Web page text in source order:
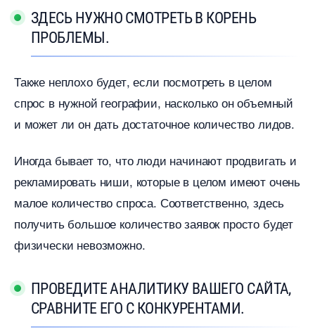
ЗДЕСЬ НУЖНО СМОТРЕТЬ В КОРЕНЬ
ПРОБЛЕМЫ.
Также неплохо будет, если посмотреть в целом
спрос в нужной географии, насколько он объемный
и может ли он дать достаточное количество лидов.
Иногда бывает то, что люди начинают продвигать и
рекламировать ниши, которые в целом имеют очень
малое количество спроса. Соответственно, здесь
получить большое количество заявок просто будет
физически невозможно.
ПРОВЕДИТЕ АНАЛИТИКУ ВАШЕГО САЙТА,
СРАВНИТЕ ЕГО С КОНКУРЕНТАМИ.